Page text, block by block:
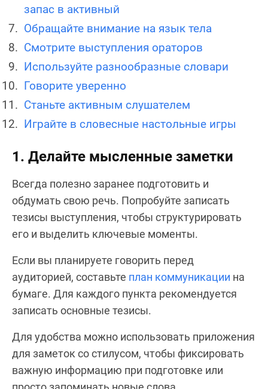
запас в активный
Обращайте внимание на язык тела
Смотрите выступления ораторов
Используйте разнообразные словари
Говорите уверенно
Станьте активным слушателем
Играйте в словесные настольные игры
1. Делайте мысленные заметки
Всегда полезно заранее подготовить и
обдумать свою речь. Попробуйте записать
тезисы выступления, чтобы структурировать
его и выделить ключевые моменты.
Если вы планируете говорить перед
аудиторией, составьте план коммуникации на
бумаге. Для каждого пункта рекомендуется
записать основные тезисы.
Для удобства можно использовать приложения
для заметок со стилусом, чтобы фиксировать
важную информацию при подготовке или